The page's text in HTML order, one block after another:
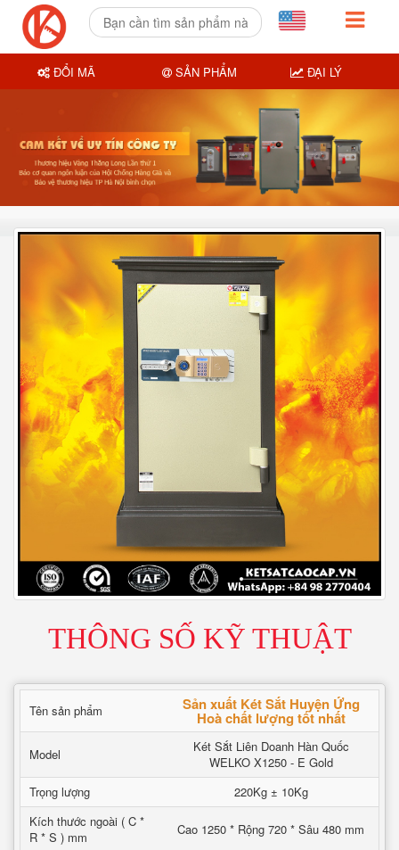
THÔNG SỐ KỸ THUẬT
Tên sản phẩm Sản xuất Két Sắt Huyện Ứng
Hoà chất lượng tốt nhất
Model
Két Sắt Liên Doanh Hàn Quốc
WELKO X1250 - E Gold
Trọng lượng
220Kg ± 10Kg
Kích thước ngoài ( C *
R * S ) mm
Cao 1250 * Rộng 720 * Sâu 480 mm
ĐỔI MÃ SẢN PHẨM ĐẠI LÝ